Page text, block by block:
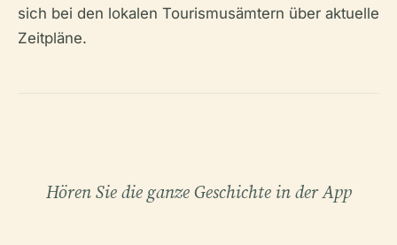
sich bei den lokalen Tourismusämtern über aktuelle
Zeitpläne.
Hören Sie die ganze Geschichte in der App